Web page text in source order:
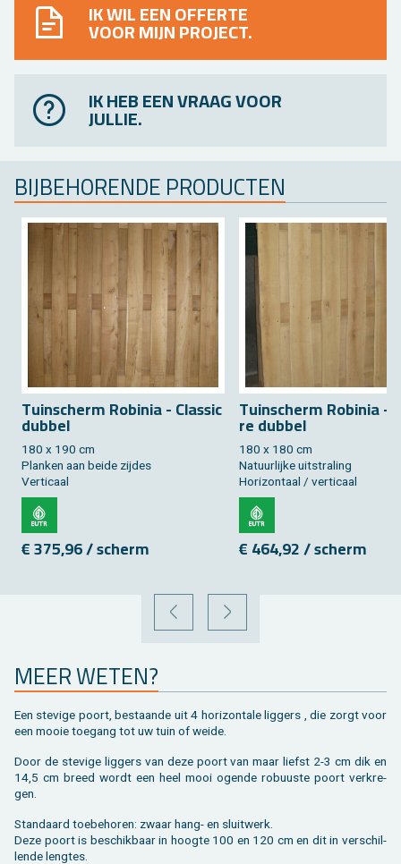
IK WIL EEN OFFERTE
VOOR MIJN PROJECT.
IK HEB EEN VRAAG VOOR
JULLIE.
BIJ­BE­HO­REN­DE PRO­DUC­TEN
Tuin­scherm Ro­bi­nia - Clas­sic
dub­bel
180 x 190 cm
Plan­ken aan beide zij­des
Ver­ti­caal
€ 375,96 / scherm
Tuin­scherm Ro­bi­nia
re dub­bel
180 x 180 cm
Na­tuur­lij­ke uit­stra­ling
Ho­ri­zon­taal / ver­ti­caal
€ 464,92 / scherm
VORIGE VOLGENDE
MEER WETEN?
Een ste­vi­ge poort, be­staan­de uit 4 ho­ri­zon­ta­le lig­gers , die zorgt voor
een mooie toe­gang tot uw tuin of weide.
Door de ste­vi­ge lig­gers van deze poort van maar liefst 2-3 cm dik en
14,5 cm breed wordt een heel mooi ogen­de ro­buus­te poort ver­kre­
gen.
Stan­daard toe­behoren: zwaar hang- en sluit­werk.
Deze poort is be­schik­baar in hoog­te 100 en 120 cm en dit in ver­schil­
len­de leng­tes.